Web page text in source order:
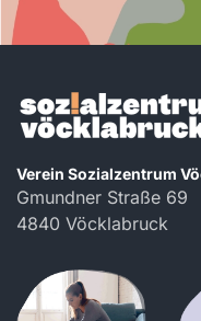
Verein Sozialzentrum
Gmundner Straße 69
4840 Vöcklabruck